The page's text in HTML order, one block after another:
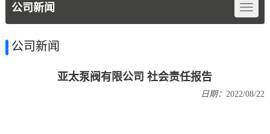
公司新闻
公司新闻
亚太泵阀有限公司 社会责任报告
日期： 2022/08/22